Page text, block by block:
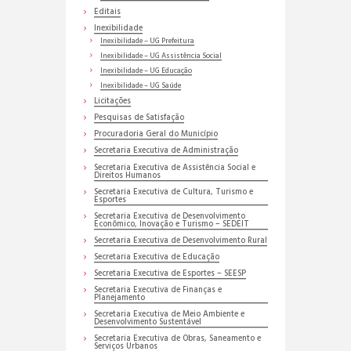
Editais
Inexibilidade
Inexibilidade – UG Prefeitura
Inexibilidade – UG Assistência Social
Inexibilidade – UG Educação
Inexibilidade – UG Saúde
Licitações
Pesquisas de Satisfação
Procuradoria Geral do Município
Secretaria Executiva de Administração
Secretaria Executiva de Assistência Social e
Direitos Humanos
Secretaria Executiva de Cultura, Turismo e
Esportes
Secretaria Executiva de Desenvolvimento
Econômico, Inovação e Turismo – SEDEIT
Secretaria Executiva de Desenvolvimento Rural
Secretaria Executiva de Educação
Secretaria Executiva de Esportes – SEESP
Secretaria Executiva de Finanças e
Planejamento
Secretaria Executiva de Meio Ambiente e
Desenvolvimento Sustentável
Secretaria Executiva de Obras, Saneamento e
Serviços Urbanos